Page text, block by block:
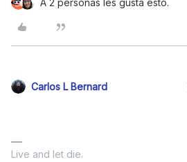
A 2 personas les gusta esto.
Carlos L Bernard
Live and let die.